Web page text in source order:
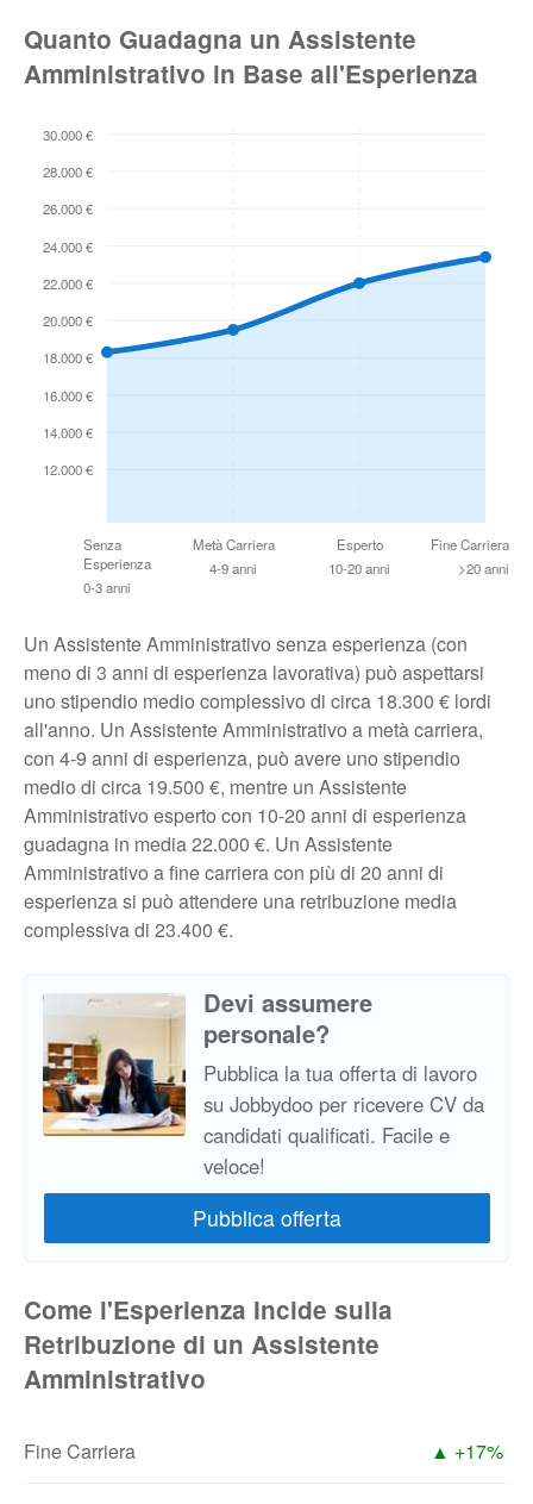
Quanto Guadagna un Assistente
Amministrativo in Base all'Esperienza
12.000 €
14.000 €
16.000 €
18.000 €
20.000 €
22.000 €
24.000 €
26.000 €
28.000 €
30.000 €
Senza
Esperienza
0-3 anni
Metà Carriera
4-9 anni
Esperto
10-20 anni
Fine Carriera
>20 anni
Un Assistente Amministrativo senza esperienza (con
meno di 3 anni di esperienza lavorativa) può aspettarsi
uno stipendio medio complessivo di circa 18.300 € lordi
all'anno. Un Assistente Amministrativo a metà carriera,
con 4-9 anni di esperienza, può avere uno stipendio
medio di circa 19.500 €, mentre un Assistente
Amministrativo esperto con 10-20 anni di esperienza
guadagna in media 22.000 €. Un Assistente
Amministrativo a fine carriera con più di 20 anni di
esperienza si può attendere una retribuzione media
complessiva di 23.400 €.
Devi assumere
personale?
Pubblica la tua offerta di lavoro
su Jobbydoo per ricevere CV da
candidati qualificati. Facile e
veloce!
Come l'Esperienza Incide sulla
Retribuzione di un Assistente
Amministrativo
Fine Carriera ▲ +17%